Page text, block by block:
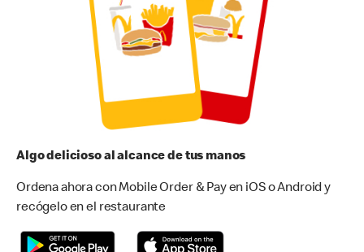
Algo delicioso al alcance de tus manos
Ordena ahora con Mobile Order & Pay en iOS o Android y
recógelo en el restaurante